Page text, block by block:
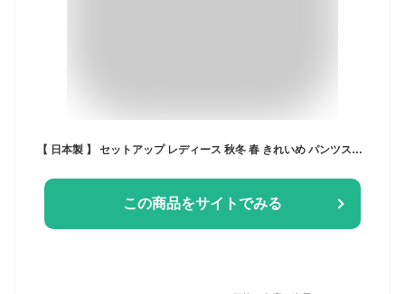
【 日本製 】 セットアップ レディース 秋冬 春 きれいめ パンツスーツ 入学式 ママスーツ 卒業式 40代 30代 顔合わせ 母親 服装 50代 セレモニー フォーマル 大きいサイズ 【モナルーチェJKスティックPTセットアップ】＜8009S5302＞
この商品をサイトでみる